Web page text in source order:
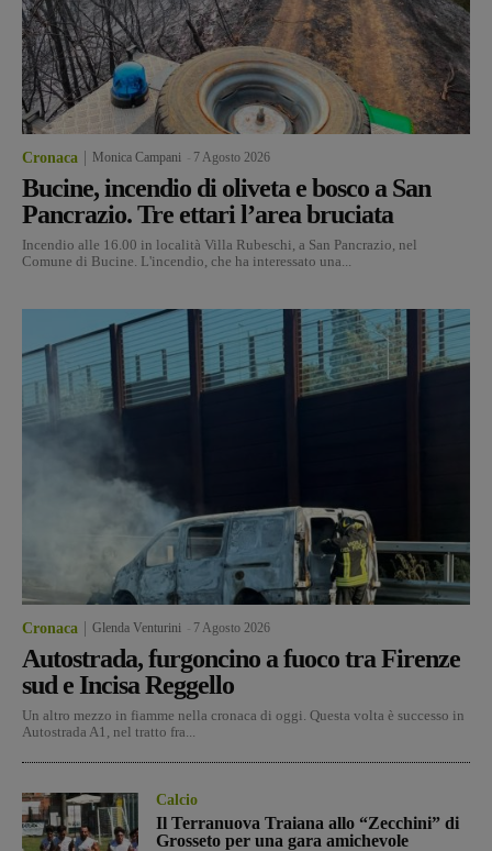
Cronaca Monica Campani 7 Agosto 2026
Bucine, incendio di oliveta e bosco a San
Pancrazio. Tre ettari l’area bruciata
Incendio alle 16.00 in località Villa Rubeschi, a San Pancrazio, nel
Comune di Bucine. L'incendio, che ha interessato una...
Cronaca Glenda Venturini 7 Agosto 2026
Autostrada, furgoncino a fuoco tra Firenze
sud e Incisa Reggello
Un altro mezzo in fiamme nella cronaca di oggi. Questa volta è successo in
Autostrada A1, nel tratto fra...
Calcio
Il Terranuova Traiana allo “Zecchini” di
Grosseto per una gara amichevole